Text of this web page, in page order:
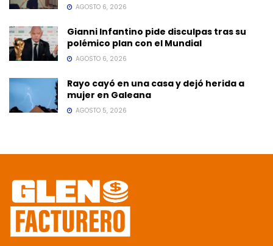
AGOSTO 6, 2026
Gianni Infantino pide disculpas tras su
polémico plan con el Mundial
AGOSTO 6, 2026
Rayo cayó en una casa y dejó herida a
mujer en Galeana
AGOSTO 5, 2026